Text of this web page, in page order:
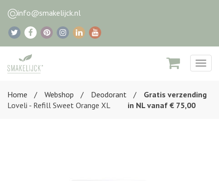
info@smakelijck.nl
Home
Webshop
Deodorant
Loveli - Refill Sweet Orange XL
Gratis verzending
in NL vanaf € 75,00